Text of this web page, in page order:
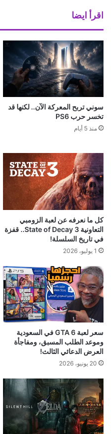
اقرأ ايضا
سوني تربح المعركة الآن.. لكنها قد
تخسر حرب PS6
منذ 5 أيام
كل ما نعرفه عن لعبة الزومبي
التعاونية State of Decay 3.. قفزة
في تاريخ السلسلة!
1 يوليو، 2026
سعر لعبة GTA 6 في السعودية
وموعد الطلب المسبق، ومفاجأة
العرض الدعائي الثالث!
20 يونيو، 2026